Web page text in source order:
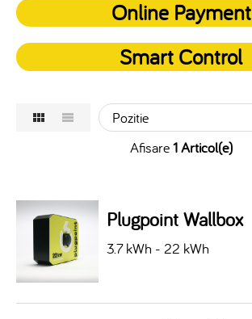
Online Payment
Smart Control
Afisare1 Articol(e)
Plugpoint Wallbox
3.7 kWh - 22 kWh